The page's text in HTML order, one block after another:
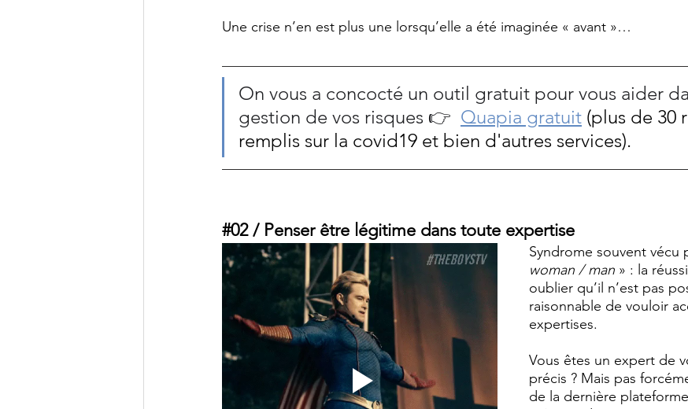
Une crise n’en est plus une lorsqu’elle a été imaginée « avant »…
On vous a concocté un outil gratuit pour vous aider
gestion de vos risques 👉 Quapia gratuit (plus de 30
remplis sur la covid19 et bien d'autres services).
#02 / Penser être légitime dans toute expertise
Syndrome souvent vécu
woman / man » : la
oublier qu’il n’est pas
raisonnable de vouloir
expertises.
Vous êtes un expert de
précis ? Mais pas
de la dernière